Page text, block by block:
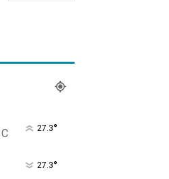
C 27.3°
27.3°